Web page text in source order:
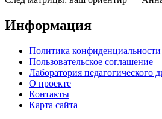
Информация
Политика конфиденциальности
Пользовательское соглашение
Лаборатория педагогического
О проекте
Контакты
Карта сайта